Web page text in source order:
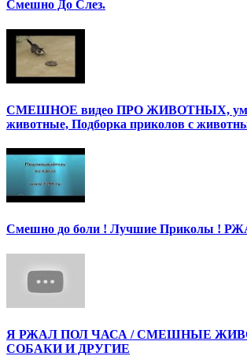
Смешно До Слез.
СМЕШНОЕ видео ПРО ЖИВОТНЫХ,
животные, Подборка приколов с
Смешно до боли ! Лучшие Приколы !
Я РЖАЛ ПОЛ ЧАСА / СМЕШНЫЕ
СОБАКИ И ДРУГИЕ